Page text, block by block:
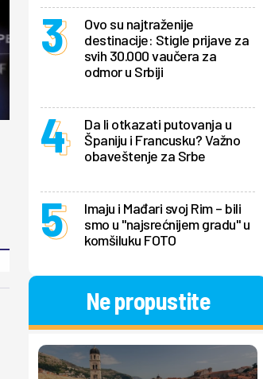
Ovo su najtraženije
destinacije: Stigle prijave za
svih 30.000 vaučera za
odmor u Srbiji
Da li otkazati putovanja u
Španiju i Francusku? Važno
obaveštenje za Srbe
Imaju i Mađari svoj Rim – bili
smo u "najsrećnijem gradu" u
komšiluku FOTO
Ne propustite